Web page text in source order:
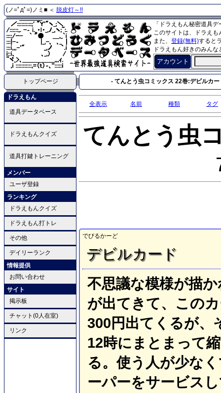
(ノ=ﾟдﾟ=)ノミ■ ＜ 脱皮灯～!!
「ドラえもん秘密道具
このサイトは、ドラえ
また、 登録(無料)すると
ドラえもん好きのみん
アカウント
トップページ - てんとう虫コミックス 22巻:デビルカ
ドラえもん
道具データベース
ドラえもんクイズ
道具打鍵トレーニング
メンバー
ユーザ登録
ランキング
ドラえもんクイズ
ドラえもん打トレ
その他
デイリーランク
情報提供
お問い合わせ
サイト
掲示板
チャット(0人在室)
リンク
全表示 名前 種類 タグ
てんとう虫
でびるかーど
デビルカード
不思議な模様が描
が出てきて、この
300円出てくるが、
12時にまとまって
る。使う人が少な
ーパーをサービス